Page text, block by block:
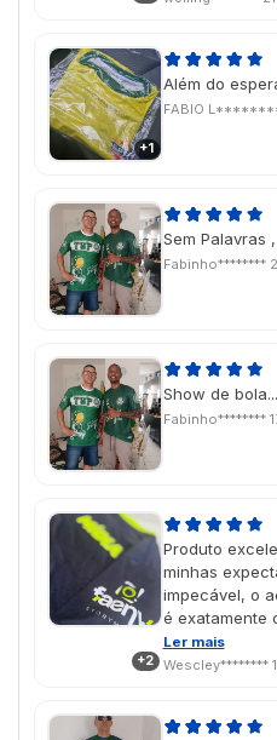
+1
Além do
FABIO
Sem Palavras
Fabinho********
Show de
Fabinho********
+2
Produto
minhas
impecável, o
é exatamente
dentro do
perfeito
Ler mais
Wescley********